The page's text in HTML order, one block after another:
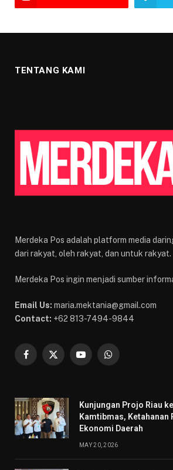
TENTANG KAMI
Merdeka Pos adalah platform media
dari rakyat, oleh rakyat, dan untuk rakyat.
Merdeka Pos ingin menjadi sumber
Email Us: maria.mektania@gmail.com
Contact: +62 813-7494-9844
Facebook
X
YouTubeWhatsApp
Kunjungan Projo Riau
Kamtibmas, Ketahanan
Ekonomi Daerah
MAY 20, 2026